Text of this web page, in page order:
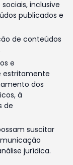
inclusive
publicados e
de conteúdos
e
estritamente
dos
à
de
suscitar
jurídica.